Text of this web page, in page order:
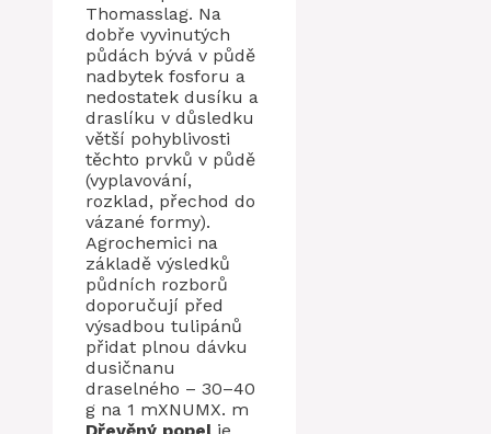
Thomasslag. Na
dobře vyvinutých
půdách bývá v půdě
nadbytek fosforu a
nedostatek dusíku a
draslíku v důsledku
větší pohyblivosti
těchto prvků v půdě
(vyplavování,
rozklad, přechod do
vázané formy).
Agrochemici na
základě výsledků
půdních rozborů
doporučují před
výsadbou tulipánů
přidat plnou dávku
dusičnanu
draselného – 30–40
g na 1 mXNUMX. m